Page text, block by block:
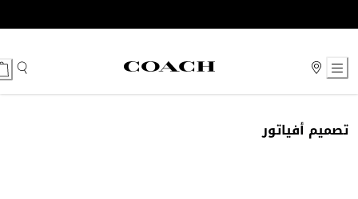
to
تصميم أفياتور